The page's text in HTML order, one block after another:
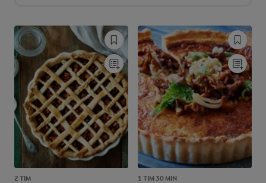
2 TIM 1 TIM 30 MIN